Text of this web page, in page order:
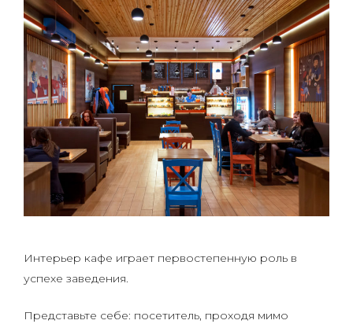
Интерьер кафе играет первостепенную роль в
успехе заведения.
Представьте себе: посетитель, проходя мимо